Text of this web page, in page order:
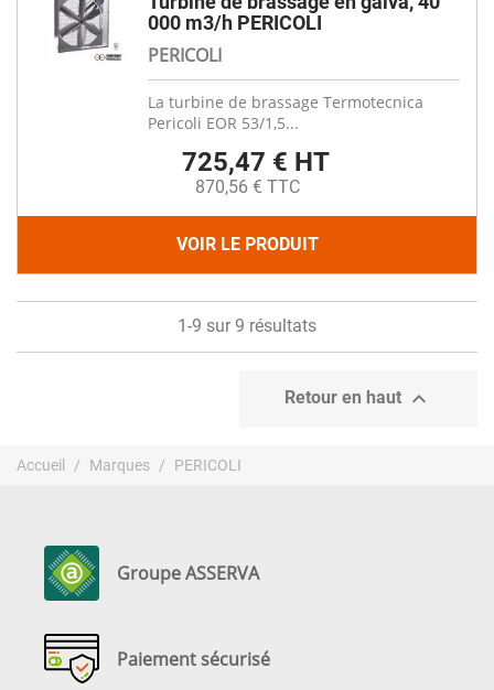
000 m3/h PERICOLI
PERICOLI
La turbine de brassage Termotecnica
Pericoli EOR 53/1,5...
725,47 € HT
870,56 € TTC
VOIR LE PRODUIT
1-9 sur 9 résultats
Retour en haut 
Accueil Marques PERICOLI
Groupe ASSERVA
Paiement sécurisé